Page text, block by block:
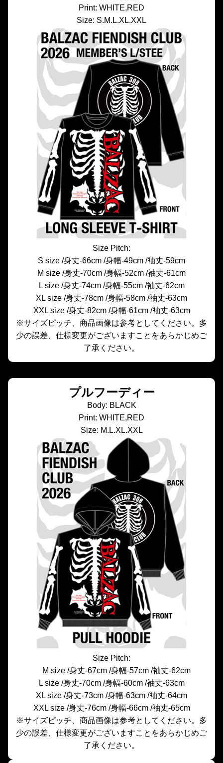
Print: WHITE,RED
Size: S.M.L.XL.XXL
Size Pitch:
S size /身丈-66cm /身幅-49cm /袖丈-59cm
M size /身丈-70cm /身幅-52cm /袖丈-61cm
L size /身丈-74cm /身幅-55cm /袖丈-62cm
XL size /身丈-78cm /身幅-58cm /袖丈-63cm
XXL size /身丈-82cm /身幅-61cm /袖丈-63cm
※サイズピッチ、商品画像は参考としてください。多
少の誤差、仕様変更がございますことをあらかじめご
了承ください。
プルフーディー
Body: BLACK
Print: WHITE,RED
Size: M.L.XL.XXL
Size Pitch:
M size /身丈-67cm /身幅-57cm /袖丈-62cm
L size /身丈-70cm /身幅-60cm /袖丈-63cm
XL size /身丈-73cm /身幅-63cm /袖丈-64cm
XXL size /身丈-76cm /身幅-66cm /袖丈-65cm
※サイズピッチ、商品画像は参考としてください。多
少の誤差、仕様変更がございますことをあらかじめご
了承ください。